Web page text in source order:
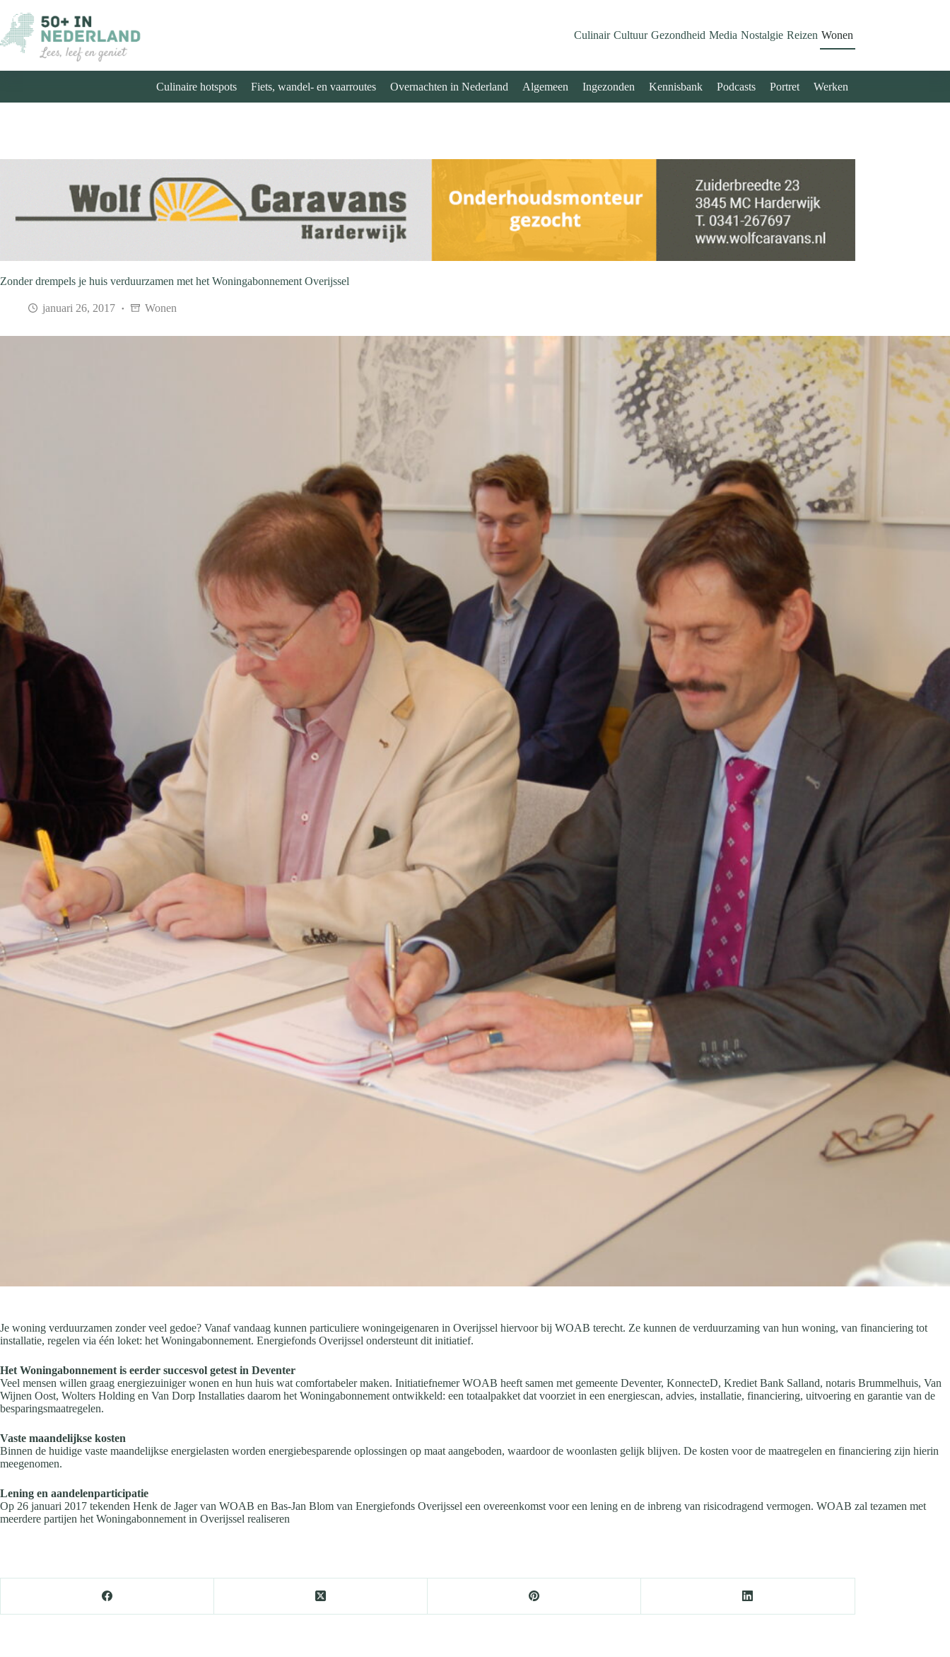
naar
de
inhoud
Culinair Cultuur Gezondheid Media Nostalgie Reizen Wonen
Culinaire hotspots Fiets, wandel- en vaarroutes Overnachten in Nederland Algemeen Ingezonden Kennisbank Podcasts Portret Werken
Zonder drempels je huis verduurzamen met het Woningabonnement Overijssel
januari 26, 2017 Wonen
Je woning verduurzamen zonder veel gedoe? Vanaf vandaag kunnen particuliere woningeigenaren in Overijssel hiervoor bij WOAB terecht. Ze kunnen de verduurzaming van hun woning, van financiering tot
installatie, regelen via één loket: het Woningabonnement. Energiefonds Overijssel ondersteunt dit initiatief.
Het Woningabonnement is eerder succesvol getest in Deventer
Veel mensen willen graag energiezuiniger wonen en hun huis wat comfortabeler maken. Initiatiefnemer WOAB heeft samen met gemeente Deventer, KonnecteD, Krediet Bank Salland, notaris Brummelhuis, Van
Wijnen Oost, Wolters Holding en Van Dorp Installaties daarom het Woningabonnement ontwikkeld: een totaalpakket dat voorziet in een energiescan, advies, installatie, financiering, uitvoering en garantie van de
besparingsmaatregelen.
Vaste maandelijkse kosten
Binnen de huidige vaste maandelijkse energielasten worden energiebesparende oplossingen op maat aangeboden, waardoor de woonlasten gelijk blijven. De kosten voor de maatregelen en financiering zijn hierin
meegenomen.
Lening en aandelenparticipatie
Op 26 januari 2017 tekenden Henk de Jager van WOAB en Bas-Jan Blom van Energiefonds Overijssel een overeenkomst voor een lening en de inbreng van risicodragend vermogen. WOAB zal tezamen met
meerdere partijen het Woningabonnement in Overijssel realiseren